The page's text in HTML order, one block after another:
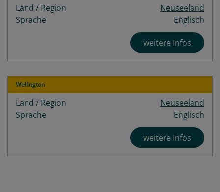
Land / Region
Neuseeland
Sprache
Englisch
weitere Infos
Wellington
Land / Region
Neuseeland
Sprache
Englisch
weitere Infos